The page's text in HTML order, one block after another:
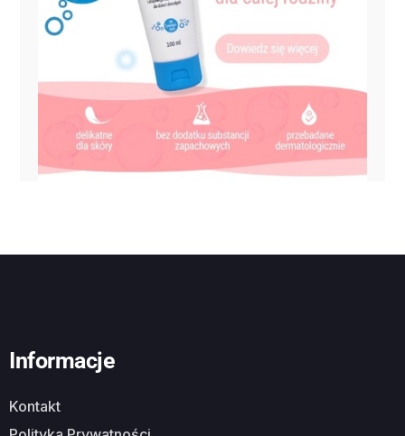
Informacje
Kontakt